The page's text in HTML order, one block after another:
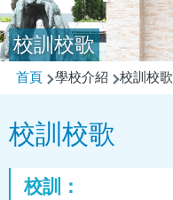
校訓校歌
導
連
結
首頁 學校介紹 校訓校歌
校訓校歌
校訓：